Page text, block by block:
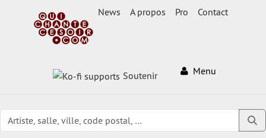
News A propos Pro Contact
Soutenir Menu